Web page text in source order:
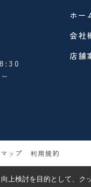
ホー
会社
店舗
ップ 利用規約
上検討を目的として、ク